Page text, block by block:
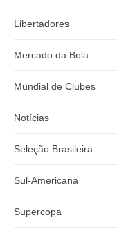
Libertadores
Mercado da Bola
Mundial de Clubes
Notícias
Seleção Brasileira
Sul-Americana
Supercopa